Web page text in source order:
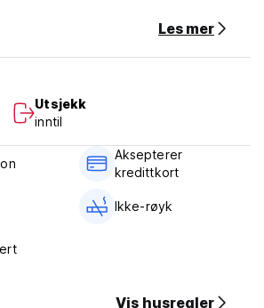
her, som oppfyller dine ulike
innsjekking kan du nyte den flotte
høyeste standarden for komfort, er
from original language)
Les mer
Utsjekk
inntil
Aksepterer
kredittkort
Ikke-røyk
Vis husregler